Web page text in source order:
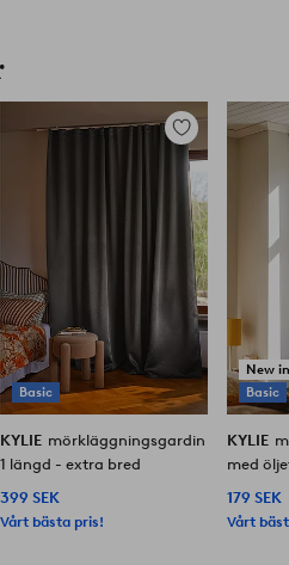
Basic
Lägg
favoriter
KYLIE mörkläggningsgardin
1 längd - extra bred
399 SEK
Vårt bästa pris!
New
Basic
KYLIE
med
179 SEK
Vårt